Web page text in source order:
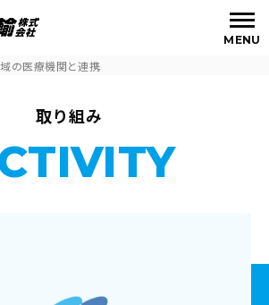
MENU
の医療機関と連携
取り組み